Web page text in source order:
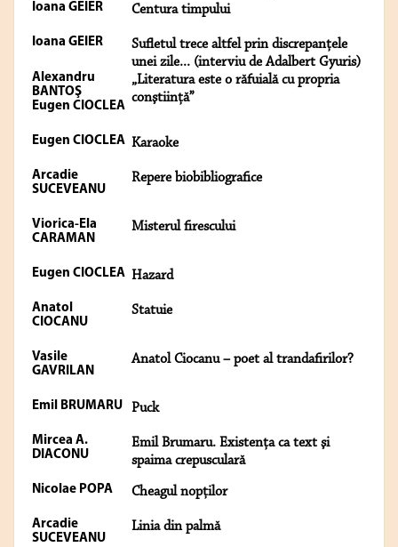
Ioana GEIER Centura timpului
Ioana GEIER
Sufletul trece altfel prin discrepanţele
unei zile... (interviu de Adalbert Gyuris)
Alexandru
BANTOŞ
Eugen CIOCLEA
„Literatura este o răfuială cu propria
conştiinţă”
Eugen CIOCLEA Karaoke
Arcadie
SUCEVEANU
Repere biobibliografice
Viorica-Ela
CARAMAN
Misterul firescului
Eugen CIOCLEA Hazard
Anatol
CIOCANU
Statuie
Vasile
GAVRILAN
Anatol Ciocanu – poet al trandafirilor?
Emil BRUMARU Puck
Mircea A.
DIACONU
Emil Brumaru. Existenţa ca text şi
spaima crepusculară
Nicolae POPA Cheagul nopţilor
Arcadie
SUCEVEANU
Linia din palmă